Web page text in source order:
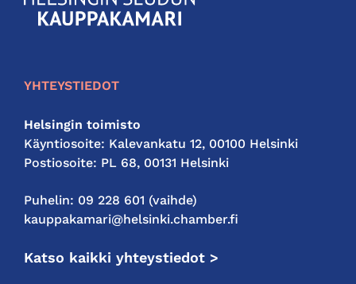
seudun
YHTEYSTIEDOT
Helsingin toimisto
Käyntiosoite: Kalevankatu 12, 00100 Helsinki
Postiosoite: PL 68, 00131 Helsinki
Puhelin: 09 228 601 (vaihde)
kauppakamari@helsinki.chamber.fi
Katso kaikki yhteystiedot >